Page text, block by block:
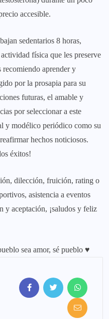
accesible.
sedentarios 8 horas,
física que les preserve
recomiendo aprender y
por la prosapia para su
futuras, el amable y
por seleccionar a este
y modélico periódico como su
hechos noticiosos.
éxitos!
dilección, fruición, rating o
asistencia a eventos
y aceptación, ¡saludos y feliz
sea amor, sé pueblo ♥